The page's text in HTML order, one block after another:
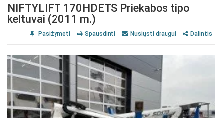
NIFTYLIFT 170HDETS Priekabos tipo
keltuvai (2011 m.)
Pasižymėti Spausdinti Nusiųsti draugui Dalintis